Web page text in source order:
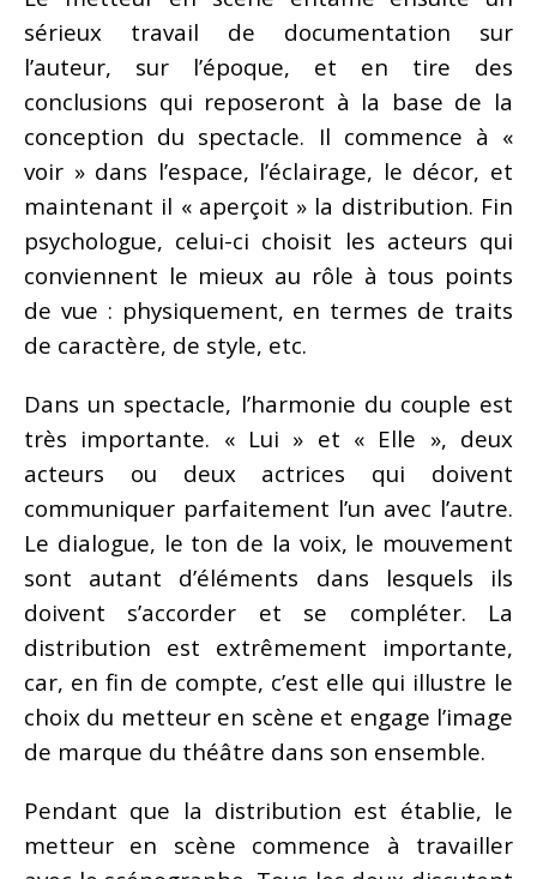
sérieux travail de documentation sur
l’auteur, sur l’époque, et en tire des
conclusions qui reposeront à la base de la
conception du spectacle. Il commence à «
voir » dans l’espace, l’éclairage, le décor, et
maintenant il « aperçoit » la distribution. Fin
psychologue, celui-ci choisit les acteurs qui
conviennent le mieux au rôle à tous points
de vue : physiquement, en termes de traits
de caractère, de style, etc.
Dans un spectacle, l’harmonie du couple est
très importante. « Lui » et « Elle », deux
acteurs ou deux actrices qui doivent
communiquer parfaitement l’un avec l’autre.
Le dialogue, le ton de la voix, le mouvement
sont autant d’éléments dans lesquels ils
doivent s’accorder et se compléter. La
distribution est extrêmement importante,
car, en fin de compte, c’est elle qui illustre le
choix du metteur en scène et engage l’image
de marque du théâtre dans son ensemble.
Pendant que la distribution est établie, le
metteur en scène commence à travailler